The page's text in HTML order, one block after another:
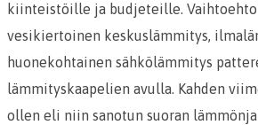
kiinteistöille ja budjeteille.
vesikiertoinen keskuslämmitys,
huonekohtainen sähkölämmitys
lämmityskaapelien avulla. Kahden
ollen eli niin sanotun suoran